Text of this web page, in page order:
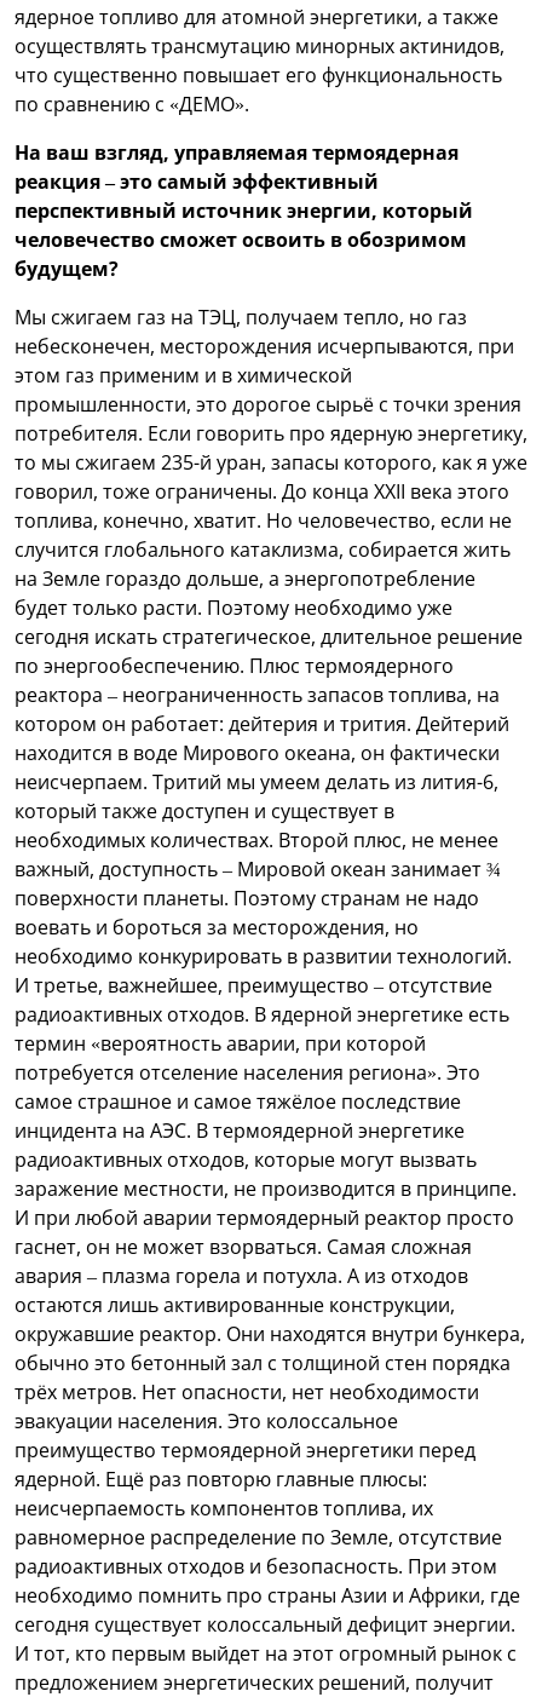
ядерное топливо для атомной энергетики, а также
осуществлять трансмутацию минорных актинидов,
что существенно повышает его функциональность
по сравнению с «ДЕМО».
На ваш взгляд, управляемая термоядерная
реакция – это самый эффективный
перспективный источник энергии, который
человечество сможет освоить в обозримом
будущем?
Мы сжигаем газ на ТЭЦ, получаем тепло, но газ
небесконечен, месторождения исчерпываются, при
этом газ применим и в химической
промышленности, это дорогое сырьё с точки зрения
потребителя. Если говорить про ядерную энергетику,
то мы сжигаем 235-й уран, запасы которого, как я уже
говорил, тоже ограничены. До конца XXII века этого
топлива, конечно, хватит. Но человечество, если не
случится глобального катаклизма, собирается жить
на Земле гораздо дольше, а энергопотребление
будет только расти. Поэтому необходимо уже
сегодня искать стратегическое, длительное решение
по энергообеспечению. Плюс термоядерного
реактора – неограниченность запасов топлива, на
котором он работает: дейтерия и трития. Дейтерий
находится в воде Мирового океана, он фактически
неисчерпаем. Тритий мы умеем делать из лития-6,
который также доступен и существует в
необходимых количествах. Второй плюс, не менее
важный, доступность – Мировой океан занимает ¾
поверхности планеты. Поэтому странам не надо
воевать и бороться за месторождения, но
необходимо конкурировать в развитии технологий.
И третье, важнейшее, преимущество – отсутствие
радиоактивных отходов. В ядерной энергетике есть
термин «вероятность аварии, при которой
потребуется отселение населения региона». Это
самое страшное и самое тяжёлое последствие
инцидента на АЭС. В термоядерной энергетике
радиоактивных отходов, которые могут вызвать
заражение местности, не производится в принципе.
И при любой аварии термоядерный реактор просто
гаснет, он не может взорваться. Самая сложная
авария – плазма горела и потухла. А из отходов
остаются лишь активированные конструкции,
окружавшие реактор. Они находятся внутри бункера,
обычно это бетонный зал с толщиной стен порядка
трёх метров. Нет опасности, нет необходимости
эвакуации населения. Это колоссальное
преимущество термоядерной энергетики перед
ядерной. Ещё раз повторю главные плюсы:
неисчерпаемость компонентов топлива, их
равномерное распределение по Земле, отсутствие
радиоактивных отходов и безопасность. При этом
необходимо помнить про страны Азии и Африки, где
сегодня существует колоссальный дефицит энергии.
И тот, кто первым выйдет на этот огромный рынок с
предложением энергетических решений, получит